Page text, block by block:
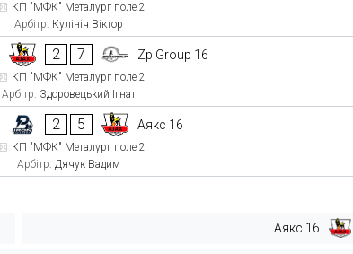
КП "МФК" Металург поле 2
Арбітр: Кулініч Віктор
2 7 Zp Group 16
КП "МФК" Металург поле 2
Арбітр: Здоровецький Ігнат
2 5 Аякс 16
КП "МФК" Металург поле 2
Арбітр: Дячук Вадим
Аякс 16